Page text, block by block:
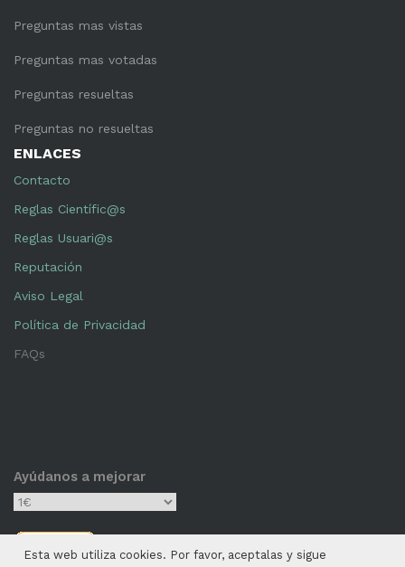
Preguntas mas vistas
Preguntas mas votadas
Preguntas resueltas
Preguntas no resueltas
ENLACES
Contacto
Reglas Científic@s
Reglas Usuari@s
Reputación
Aviso Legal
Política de Privacidad
FAQs
Ayúdanos a mejorar
Esta web utiliza cookies. Por favor, aceptalas y sigue